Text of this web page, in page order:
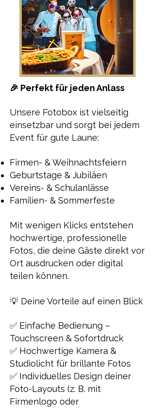
🎉 Perfekt für jeden Anlass
Unsere Fotobox ist vielseitig
einsetzbar und sorgt bei jedem
Event für gute Laune:
Firmen- & Weihnachtsfeiern
Geburtstage & Jubiläen
Vereins- & Schulanlässe
Familien- & Sommerfeste
Mit wenigen Klicks entstehen
hochwertige, professionelle
Fotos, die deine Gäste direkt vor
Ort ausdrucken oder digital
teilen können.
💡 Deine Vorteile auf einen Blick
✅ Einfache Bedienung –
Touchscreen & Sofortdruck
✅ Hochwertige Kamera &
Studiolicht für brillante Fotos
✅ Individuelles Design deiner
Foto-Layouts (z. B. mit
Firmenlogo oder